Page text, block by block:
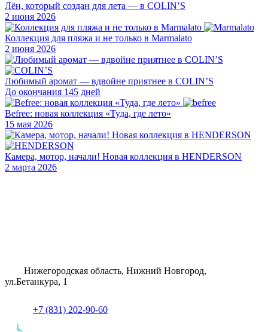
Лён, который создан для лета — в COLIN’S
2 июня 2026
Коллекция для пляжа и не только в Marmalato
2 июня 2026
Любимый аромат — вдвойне приятнее в COLIN’S
До окончания 145 дней
Befree: новая коллекция «Туда, где лето»
15 мая 2026
Камера, мотор, начали! Новая коллекция в HENDERSON
2 марта 2026
Нижегородская область, Нижний Новгород,
ул.Бетанкура, 1
+7 (831) 202-90-60